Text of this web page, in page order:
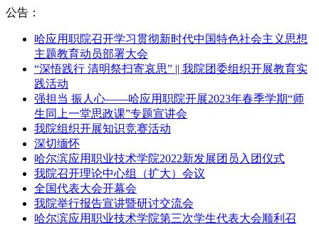
公告：
哈应用职院召开学习贯彻新时代中国特色社会主义思想
主题教育动员部署大会
“深悟践行 清明祭扫寄哀思” || 我院团委组织开展教育实
践活动
强担当 振人心——哈应用职院开展2023年春季学期“师
生同上一堂思政课”专题宣讲会
我院组织开展知识竞赛活动
深切缅怀
哈尔滨应用职业技术学院2022新发展团员入团仪式
我院召开理论中心组（扩大）会议
全国代表大会开幕会
我院举行报告宣讲暨研讨交流会
哈尔滨应用职业技术学院第三次学生代表大会顺利召